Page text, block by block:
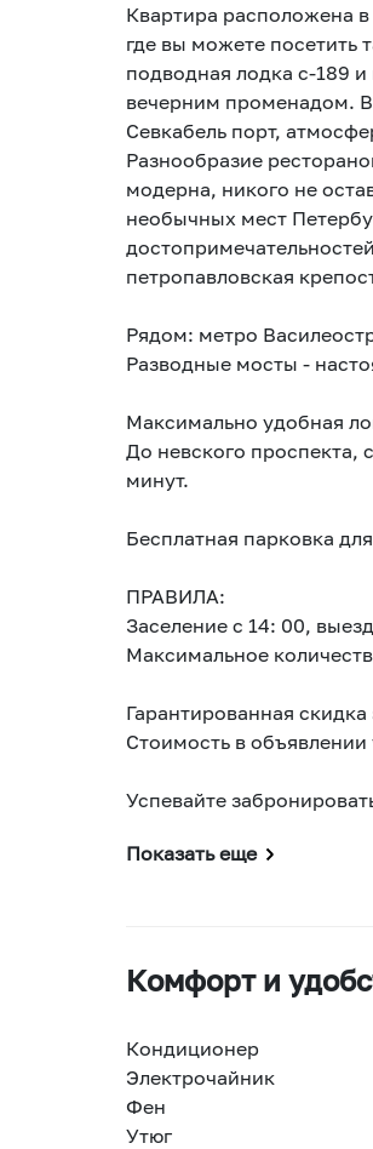
Квартира расположена
где вы можете посетить
подводная лодка с-189
вечерним променадом.
Севкабель порт,
Разнообразие
модерна, никого не
необычных мест
петропавловская
Рядом: метро
Разводные мосты -
Максимально удобная
До невского проспекта,
минут.
Бесплатная парковка
ПРАВИЛА:
Заселение с 14: 00,
Максимальное
Гарантированная
Стоимость в
Успевайте
Показать еще
Комфорт и
Кондиционер
Электрочайник
Фен
Утюг